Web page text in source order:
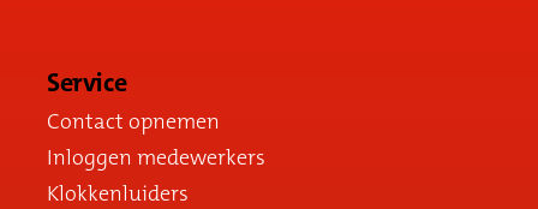
Service
Contact opnemen
Inloggen medewerkers
Klokkenluiders